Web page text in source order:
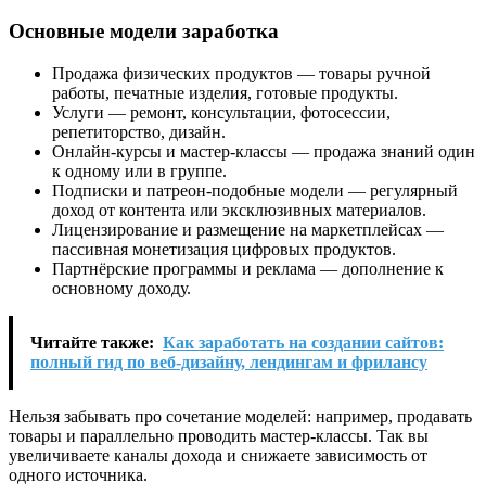
Основные модели заработка
Продажа физических продуктов — товары ручной
работы, печатные изделия, готовые продукты.
Услуги — ремонт, консультации, фотосессии,
репетиторство, дизайн.
Онлайн-курсы и мастер-классы — продажа знаний один
к одному или в группе.
Подписки и патреон-подобные модели — регулярный
доход от контента или эксклюзивных материалов.
Лицензирование и размещение на маркетплейсах —
пассивная монетизация цифровых продуктов.
Партнёрские программы и реклама — дополнение к
основному доходу.
Читайте также: Как заработать на создании сайтов:
полный гид по веб-дизайну, лендингам и фрилансу
Нельзя забывать про сочетание моделей: например, продавать
товары и параллельно проводить мастер-классы. Так вы
увеличиваете каналы дохода и снижаете зависимость от
одного источника.